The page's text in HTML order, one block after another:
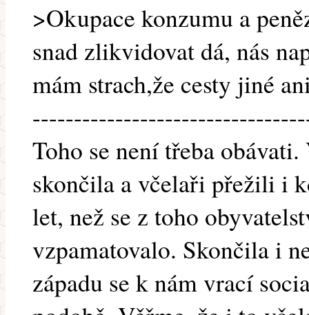
>Okupace konzumu a
snad zlikvidovat dá, nás
mám strach,že cesty jiné
Toho se není třeba
skončila a včelaři přežili i
let, než se z toho
vzpamatovalo. Skončila i
západu se k nám vrací